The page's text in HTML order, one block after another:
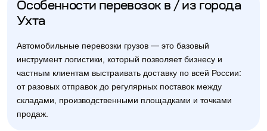
Особенности перевозок в / из города
Ухта
Автомобильные перевозки грузов — это базовый
инструмент логистики, который позволяет бизнесу и
частным клиентам выстраивать доставку по всей России:
от разовых отправок до регулярных поставок между
складами, производственными площадками и точками
продаж.